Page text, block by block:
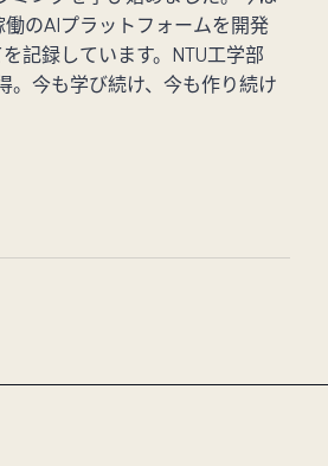
のAIプラットフォームを開発
記録しています。NTU工学部
。今も学び続け、今も作り続け